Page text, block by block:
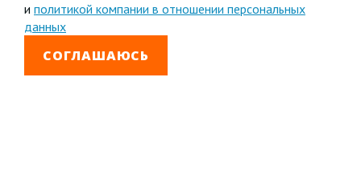
и политикой компании в отношении персональных
данных
СОГЛАШАЮСЬ